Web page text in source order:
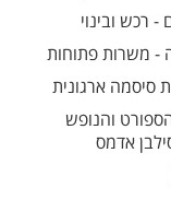
- רכש ובינוי
- משרות פתוחות
סיסמה ארגונית
והנופש
אדמס